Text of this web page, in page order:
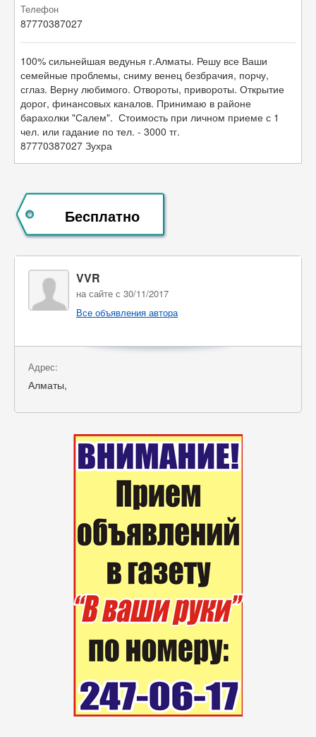
Телефон
87770387027
100% сильнейшая ведунья г.Алматы. Решу все Ваши
семейные проблемы, сниму венец безбрачия, порчу,
сглаз. Верну любимого. Отвороты, привороты. Открытие
дорог, финансовых каналов. Принимаю в районе
барахолки "Салем". Стоимость при личном приеме с 1
чел. или гадание по тел. - 3000 тг.
87770387027 Зухра
Бесплатно
VVR
на сайте с 30/11/2017
Все объявления автора
Адрес:
Алматы,